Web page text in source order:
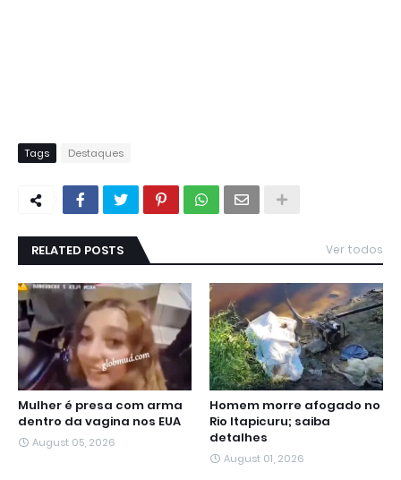
Tags Destaques
RELATED POSTS Ver todos
Mulher é presa com arma
dentro da vagina nos EUA
August 05, 2026
Homem morre afogado no
Rio Itapicuru; saiba
detalhes
August 01, 2026